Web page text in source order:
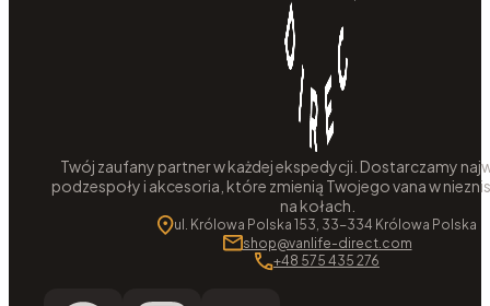
Twój zaufany partner w każdej ekspedycji. Dostarczamy
podzespoły i akcesoria, które zmienią Twojego vana w
na kołach.
ul. Królowa Polska 153, 33-334 Królowa Polska
shop@vanlife-direct.com
+48 575 435 276